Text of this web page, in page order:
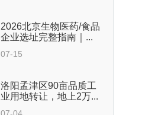
2026北京生物医药/食品
企业选址完整指南｜...
07-15
洛阳孟津区90亩品质工
业用地转让，地上2万...